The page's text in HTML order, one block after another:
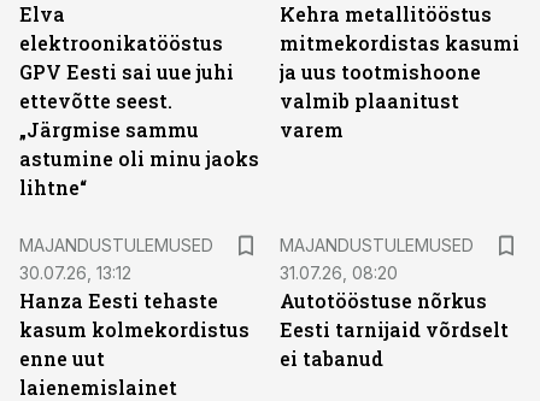
Elva
elektroonikatööstus
GPV Eesti sai uue juhi
ettevõtte seest.
„Järgmise sammu
astumine oli minu jaoks
lihtne“
Kehra metallitööstus
mitmekordistas kasumi
ja uus tootmishoone
valmib plaanitust
varem
MAJANDUSTULEMUSED
30.07.26, 13:12
Hanza Eesti tehaste
kasum kolmekordistus
enne uut
laienemislainet
MAJANDUSTULEMUSED
31.07.26, 08:20
Autotööstuse nõrkus
Eesti tarnijaid võrdselt
ei tabanud